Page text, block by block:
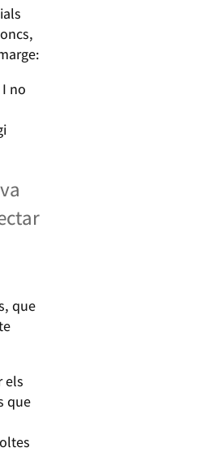
no
que
els
que